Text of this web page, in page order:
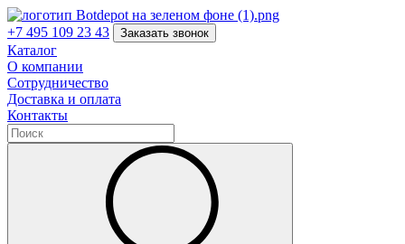
+7 495 109 23 43 Заказать звонок
Каталог
О компании
Сотрудничество
Доставка и оплата
Контакты